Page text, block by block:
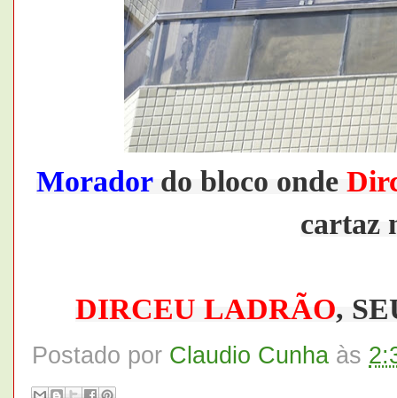
Moradordo bloco onde
cartaz
DIRCEU LADRÃO,
Postado por Claudio Cunha às